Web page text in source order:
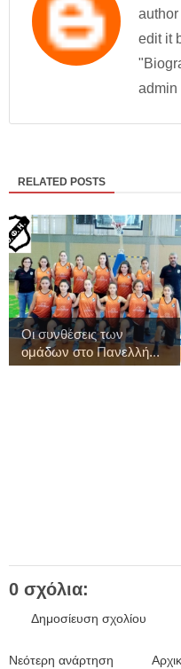
author
edit it
admin
RELATED POSTS
Οι συνθέσεις των
ομάδων στο Πανελλή...
0 σχόλια:
Δημοσίευση σχολίου
Νεότερη ανάρτηση